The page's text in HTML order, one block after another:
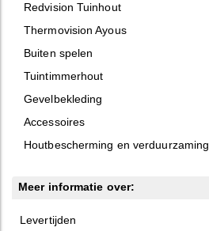
Redvision Tuinhout
Thermovision Ayous
Buiten spelen
Tuintimmerhout
Gevelbekleding
Accessoires
Houtbescherming en verduurzaming
Meer informatie over:
Levertijden